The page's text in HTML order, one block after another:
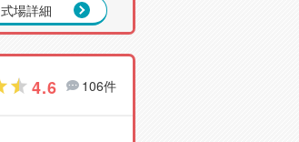
式場詳細
4.6 106件